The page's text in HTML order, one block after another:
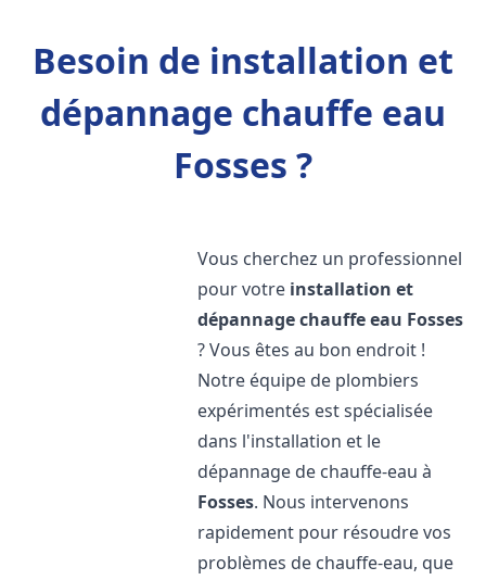
Besoin de installation et
dépannage chauffe eau
Fosses ?
Vous cherchez un professionnel
pour votre installation et
dépannage chauffe eau Fosses
? Vous êtes au bon endroit !
Notre équipe de plombiers
expérimentés est spécialisée
dans l'installation et le
dépannage de chauffe-eau à
Fosses. Nous intervenons
rapidement pour résoudre vos
problèmes de chauffe-eau, que